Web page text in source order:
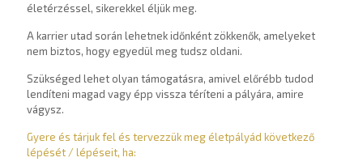
életérzéssel, sikerekkel éljük meg.
A karrier utad során lehetnek időnként zökkenők, amelyeket
nem biztos, hogy egyedül meg tudsz oldani.
Szükséged lehet olyan támogatásra, amivel előrébb tudod
lendíteni magad vagy épp vissza téríteni a pályára, amire
vágysz.
Gyere és tárjuk fel és tervezzük meg életpályád következő
lépését / lépéseit, ha: